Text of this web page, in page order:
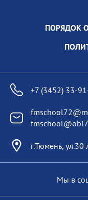
ПОРЯДОК
+7 (3452) 33-
г.Тюмень,
Мы в